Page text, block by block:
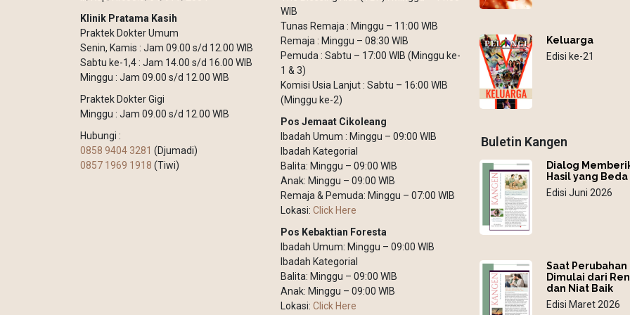
Klinik Pratama Kasih
Praktek Dokter Umum
Senin, Kamis : Jam 09.00 s/d 12.00 WIB
Sabtu ke-1,4 : Jam 14.00 s/d 16.00 WIB
Minggu : Jam 09.00 s/d 12.00 WIB
Praktek Dokter Gigi
Minggu : Jam 09.00 s/d 12.00 WIB
Hubungi :
0858 9404 3281 (Djumadi)
0857 1969 1918 (Tiwi)
WIB
Tunas Remaja : Minggu – 11:00 WIB
Remaja : Minggu – 08:30 WIB
Pemuda : Sabtu – 17:00 WIB (Minggu ke-
1 & 3)
Komisi Usia Lanjut : Sabtu – 16:00 WIB
(Minggu ke-2)
Pos Jemaat Cikoleang
Ibadah Umum : Minggu – 09:00 WIB
Ibadah Kategorial
Balita: Minggu – 09:00 WIB
Anak: Minggu – 09:00 WIB
Remaja & Pemuda: Minggu – 07:00 WIB
Lokasi: Click Here
Pos Kebaktian Foresta
Ibadah Umum: Minggu – 09:00 WIB
Ibadah Kategorial
Balita: Minggu – 09:00 WIB
Anak: Minggu – 09:00 WIB
Lokasi: Click Here
Keluarga
Edisi ke-21
Buletin Kangen
Dialog
Hasil yang Beda
Edisi Juni 2026
Saat Perubahan
Dimulai dari
dan Niat Baik
Edisi Maret 2026